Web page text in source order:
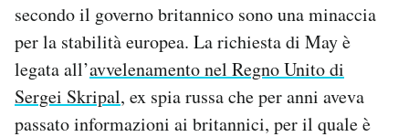
Area Personale
Newsletter
Notifiche mobile
Regala il Post
Hai bisogno di aiuto?
secondo il governo britannico sono una minaccia
per la stabilità europea. La richiesta di May è
legata all’avvelenamento nel Regno Unito di
Sergei Skripal, ex spia russa che per anni aveva
passato informazioni ai britannici, per il quale è